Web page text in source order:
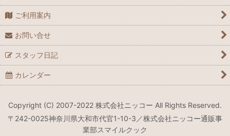
ご利用案内
お問い合せ
スタッフ日記
カレンダー
Copyright (C) 2007-2022 株式会社ニッコー All Rights Reserved.
〒242-0025神奈川県大和市代官1-10-3／株式会社ニッコー通販事
業部スマイルクック